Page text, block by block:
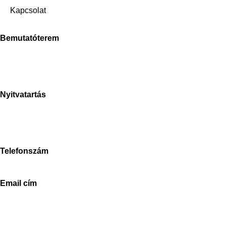
Kapcsolat
Bemutatóterem
Nyitvatartás
Telefonszám
Email cím